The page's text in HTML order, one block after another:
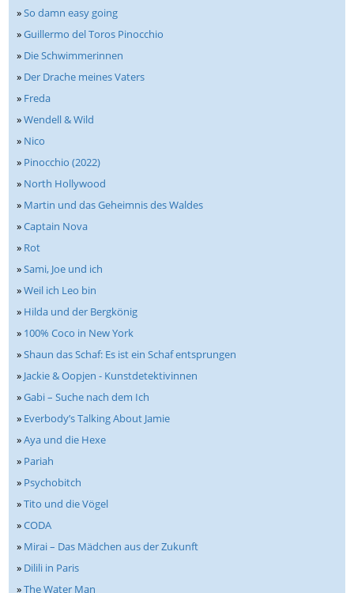
»So damn easy going
»Guillermo del Toros Pinocchio
» Die Schwimmerinnen
» Der Drache meines Vaters
» Freda
»Wendell & Wild
» Nico
» Pinocchio (2022)
» North Hollywood
» Martin und das Geheimnis des Waldes
»Captain Nova
» Rot
»Sami, Joe und ich
»Weil ich Leo bin
» Hilda und der Bergkönig
» 100% Coco in New York
»Shaun das Schaf: Es ist ein Schaf entsprungen
» Jackie & Oopjen - Kunstdetektivinnen
»Gabi – Suche nach dem Ich
» Everbody’s Talking About Jamie
»Aya und die Hexe
» Pariah
» Psychobitch
»Tito und die Vögel
»CODA
» Mirai – Das Mädchen aus der Zukunft
» Dilili in Paris
»The Water Man